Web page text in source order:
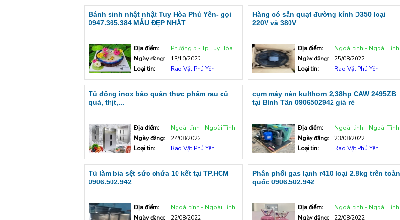
Bánh sinh nhật nhật Tuy Hòa Phú Yên- gọi
0947.365.384 MẪU ĐẸP NHẤT
Địa điểm:
Phường 5 - Tp Tuy Hòa
Ngày đăng:
13/10/2022
Loại tin:
Rao Vặt Phú Yên
Hàng có sẵn quạt đường kính D350 loại
220V và 380V
Địa điểm:
Ngoài tỉnh - Ngoài Tỉnh
Ngày đăng:
25/08/2022
Loại tin:
Rao Vặt Phú Yên
Tủ đông inox bảo quản thực phẩm rau củ
quả, thịt,...
Địa điểm:
Ngoài tỉnh - Ngoài Tỉnh
Ngày đăng:
24/08/2022
Loại tin:
Rao Vặt Phú Yên
cụm máy nén kulthorn 2,38hp CAW 2495ZB
tại Bình Tân 0906502942 giá rẻ
Địa điểm:
Ngoài tỉnh - Ngoài Tỉnh
Ngày đăng:
23/08/2022
Loại tin:
Rao Vặt Phú Yên
Tủ làm bia sệt sức chứa 10 kết tại TP.HCM
0906.502.942
Địa điểm:
Ngoài tỉnh - Ngoài Tỉnh
Ngày đăng:
22/08/2022
Phân phối gas lạnh r410 loại 2.8kg trên toàn
quốc 0906.502.942
Địa điểm:
Ngoài tỉnh - Ngoài Tỉnh
Ngày đăng:
22/08/2022